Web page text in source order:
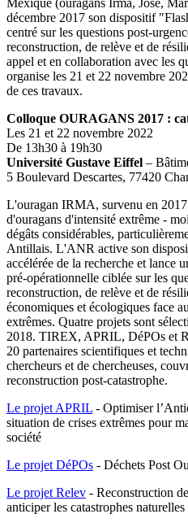
Mexique (ouragans Irma, José,
décembre 2017 son dispositif
centré sur les questions post-
reconstruction, de relève et de
appel et en collaboration avec les
organise les 21 et 22 novembre
de ces travaux.
Colloque OURAGANS 2017 :
Les 21 et 22 novembre 2022
De 13h30 à 19h30
Université Gustave Eiffel –
5 Boulevard Descartes, 77420
L'ouragan IRMA, survenu en
d'ouragans d'intensité extrême -
dégâts considérables,
Antillais. L'ANR active son
accélérée de la recherche et lance
pré-opérationnelle ciblée sur les
reconstruction, de relève et de
économiques et écologiques face
extrêmes. Quatre projets sont
2018. TIREX, APRIL, DéPOs et
20 partenaires scientifiques et
chercheurs et de chercheuses,
reconstruction post-catastrophe.
Le projet APRIL - Optimiser
situation de crises extrêmes pour
société
Le projet DéPOs - Déchets Post
Le projet Relev - Reconstruction
anticiper les catastrophes naturelles